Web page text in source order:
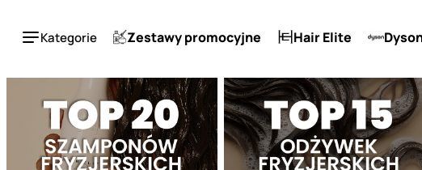
Kategorie Zestawy promocyjne Hair Elite